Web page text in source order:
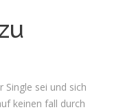
sei und sich
keinen fall durch